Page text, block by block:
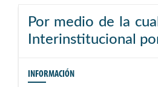
Por medio de la
Interinstitucional
INFORMACIÓN